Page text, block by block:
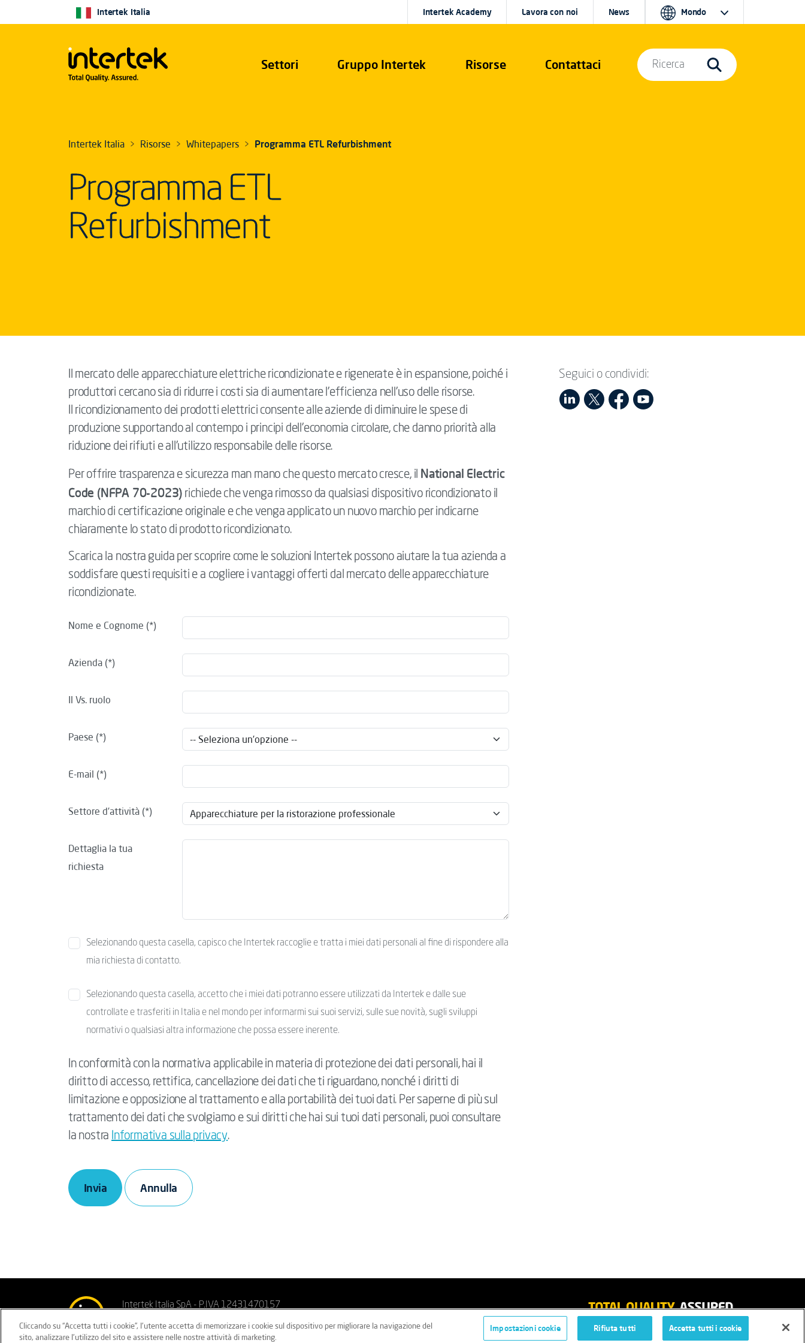
Settori Gruppo Intertek Risorse Contattaci
Intertek Italia Intertek Academy Lavora con noi News Mondo
Ricerca
Intertek Italia Risorse Whitepapers Programma ETL Refurbishment
Programma ETL
Refurbishment
Il mercato delle apparecchiature elettriche ricondizionate e rigenerate è in espansione, poiché i
produttori cercano sia di ridurre i costi sia di aumentare l’efficienza nell’uso delle risorse.
Il ricondizionamento dei prodotti elettrici consente alle aziende di diminuire le spese di
produzione supportando al contempo i principi dell’economia circolare, che danno priorità alla
riduzione dei rifiuti e all’utilizzo responsabile delle risorse.
Per offrire trasparenza e sicurezza man mano che questo mercato cresce, il National Electric
Code (NFPA 70-2023) richiede che venga rimosso da qualsiasi dispositivo ricondizionato il
marchio di certificazione originale e che venga applicato un nuovo marchio per indicarne
chiaramente lo stato di prodotto ricondizionato.
Scarica la nostra guida per scoprire come le soluzioni Intertek possono aiutare la tua azienda a
soddisfare questi requisiti e a cogliere i vantaggi offerti dal mercato delle apparecchiature
ricondizionate.
Nome e Cognome
Azienda
Il Vs. ruolo
Paese
E-mail
Settore d’attività
Dettaglia la tua
richiesta
Selezionando questa casella, capisco che Intertek raccoglie e tratta i miei dati personali al fine di rispondere alla
mia richiesta di contatto.
Selezionando questa casella, accetto che i miei dati potranno essere utilizzati da Intertek e dalle sue
controllate e trasferiti in Italia e nel mondo per informarmi sui suoi servizi, sulle sue novità, sugli sviluppi
normativi o qualsiasi altra informazione che possa essere inerente.
In conformità con la normativa applicabile in materia di protezione dei dati personali, hai il
diritto di accesso, rettifica, cancellazione dei dati che ti riguardano, nonché i diritti di
limitazione e opposizione al trattamento e alla portabilità dei tuoi dati. Per saperne di più sul
trattamento dei dati che svolgiamo e sui diritti che hai sui tuoi dati personali, puoi consultare
la nostra Informativa sulla privacy.
Invia
Seguici o condividi:
Intertek Italia SpA - P.IVA 12431470157
Privacy sito Privacy clienti/fornitori Cookie Policy Imparzialità
Cliccando su “Accetta tutti i cookie”, l'utente accetta di memorizzare i cookie sul dispositivo per migliorare la navigazione del
sito, analizzare l'utilizzo del sito e assistere nelle nostre attività di marketing.
Impostazioni cookie Rifiuta tutti Accetta tutti i cookie